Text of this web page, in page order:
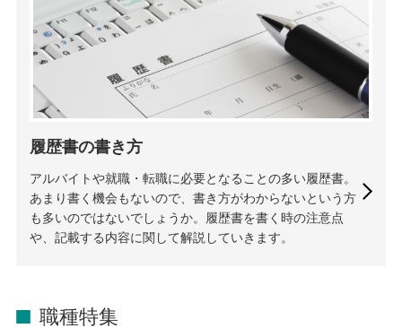
履歴書の書き方
アルバイトや就職・転職に必要となることの多い履歴書。
あまり書く機会もないので、書き方がわからないという方
も多いのではないでしょうか。履歴書を書く時の注意点
や、記載する内容に関して解説していきます。
職種特集